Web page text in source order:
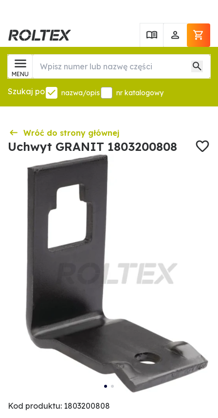
MENU
Szukaj po nazwa/opis nr katalogowy
Wróć do strony głównej
Uchwyt GRANIT 1803200808
Kod produktu: 1803200808